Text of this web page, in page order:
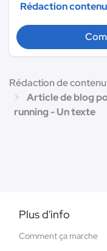
Rédaction
Rédaction de contenu
Article de blog
running - Un texte
Plus d'info
Comment ça marche